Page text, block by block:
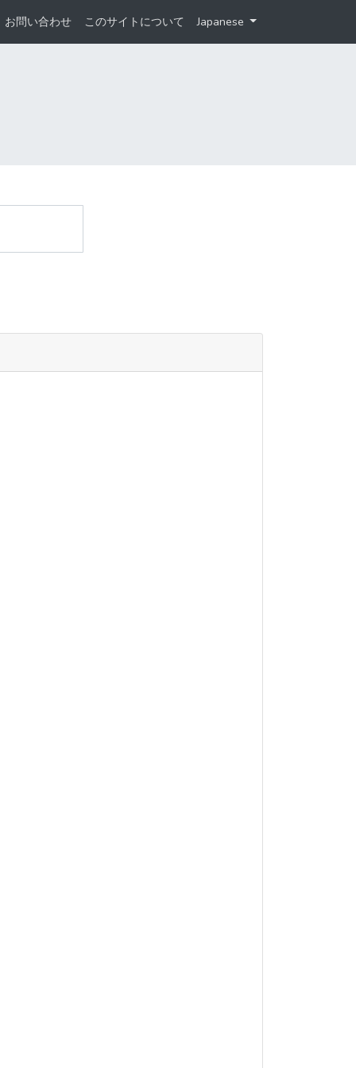
お問い合わせ このサイトについて Japanese